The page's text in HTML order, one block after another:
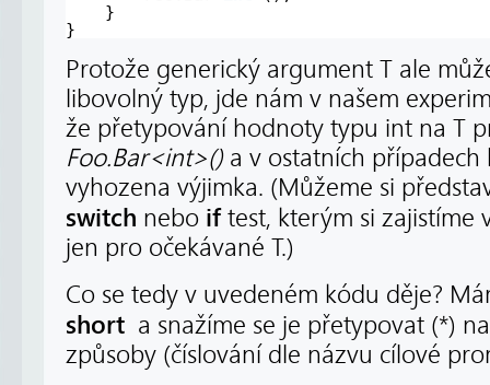
}
}
Protože generický argument T ale
libovolný typ, jde nám v našem
že přetypování hodnoty typu int na T
Foo.Bar<int>()a v ostatních případech
vyhozena výjimka. (Můžeme si
switch nebo iftest, kterým si zajistíme
jen pro očekávané T.)
Co se tedy v uvedeném kódu děje?
short a snažíme se je přetypovat (*)
způsoby (číslování dle názvu cílové